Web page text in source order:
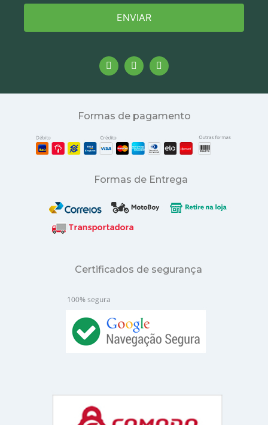
ENVIAR
Formas de pagamento
Formas de Entrega
Certificados de segurança